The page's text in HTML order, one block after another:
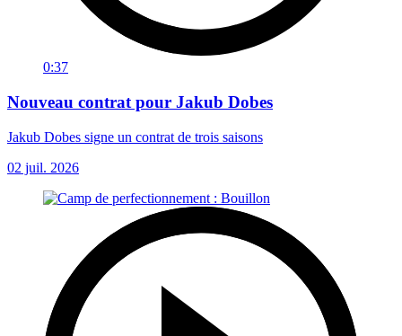
0:37
Nouveau contrat pour Jakub Dobes
Jakub Dobes signe un contrat de trois saisons
02 juil. 2026